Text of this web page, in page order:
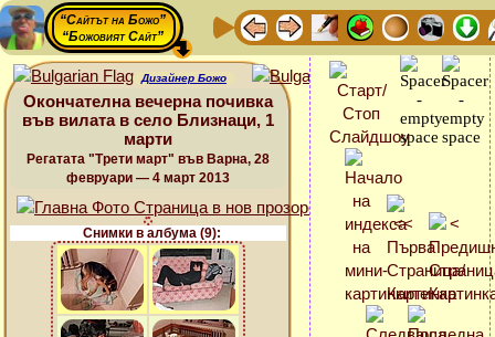
“Сайтът на Божо”
“Божовият Сайт”
Дизайнер Божо
Окончателна вечерна почивка
във вилата в село Близнаци, 1
марти
Регатата "Трети март" във Варна, 28
февруари — 4 март 2013
Снимки в албума (9):